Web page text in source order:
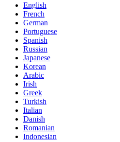
English
French
German
Portuguese
Spanish
Russian
Japanese
Korean
Arabic
Irish
Greek
Turkish
Italian
Danish
Romanian
Indonesian